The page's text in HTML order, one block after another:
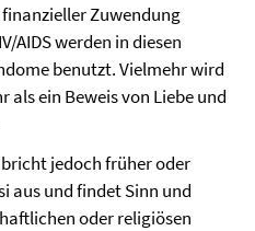
Zuwendung
AIDS werden in diesen
benutzt. Vielmehr wird
ein Beweis von Liebe und
jedoch früher oder
aus und findet Sinn und
oder religiösen